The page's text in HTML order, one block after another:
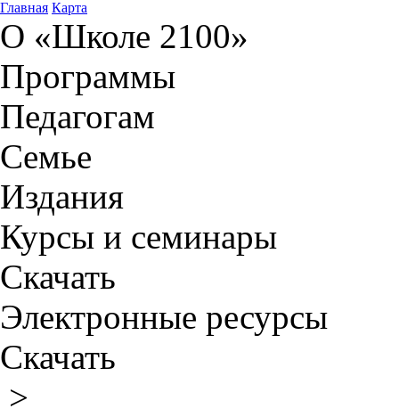
Главная Карта
О «Школе 2100»
Программы
Педагогам
Семье
Издания
Курсы и семинары
Скачать
Электронные ресурсы
Скачать
>